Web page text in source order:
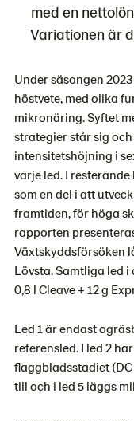
med en
Variationen är
Under säsongen
höstvete, med olika
mikronäring. Syftet
strategier står sig
intensitetshöjning i
varje led. I
som en del i att
framtiden, för höga
rapporten
Växtskyddsförsöken
Lövsta. Samtliga led
0,8 l Cleave + 12 g
Led 1 är endast
referensled. I led 2
flaggbladsstadiet
till och i led 5 läggs